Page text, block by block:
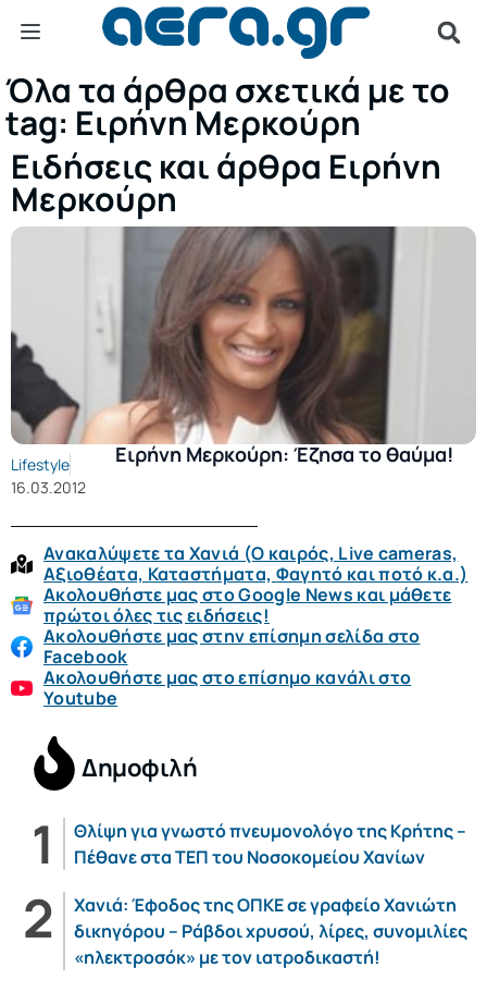
Όλα τα άρθρα σχετικά με το
tag: Ειρήνη Μερκούρη
Ειδήσεις και άρθρα Ειρήνη
Μερκούρη
Lifestyle
16.03.2012
Ειρήνη Μερκούρη: Έζησα το θαύμα!
Ανακαλύψετε τα Χανιά (O καιρός, Live cameras,
Αξιοθέατα, Καταστήματα, Φαγητό και ποτό κ.α.)
Ακολουθήστε μας στο Google News και μάθετε
πρώτοι όλες τις ειδήσεις!
Ακολουθήστε μας στην επίσημη σελίδα στο
Facebook
Ακολουθήστε μας στο επίσημο κανάλι στο
Youtube
Δημοφιλή
Θλίψη για γνωστό πνευμονολόγο της Κρήτης –
Πέθανε στα ΤΕΠ του Νοσοκομείου Χανίων
Χανιά: Έφοδος της ΟΠΚΕ σε γραφείο Χανιώτη
δικηγόρου – Ράβδοι χρυσού, λίρες, συνομιλίες
«ηλεκτροσόκ» με τον ιατροδικαστή!